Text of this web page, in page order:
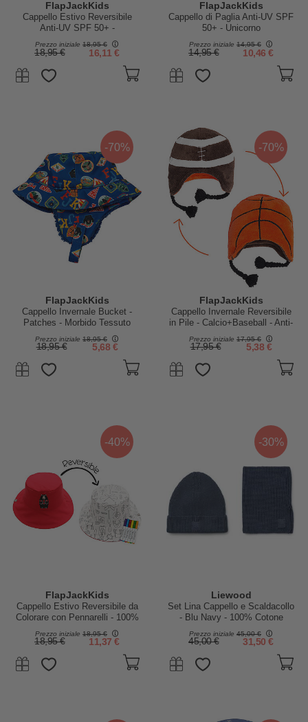
FlapJackKids
Cappello Estivo Reversibile
Anti-UV SPF 50+ -
Dino+Dinosauro Surfista - 100%
Cotone
Prezzo iniziale 18,95 €
18,95 € 16,11 €
FlapJackKids
Cappello di Paglia Anti-UV SPF
50+ - Unicorno
Prezzo iniziale 14,95 €
14,95 € 10,46 €
-70%
FlapJackKids
Cappello Invernale Bucket -
Patches - Morbido Tessuto
Prezzo iniziale 18,95 €
18,95 € 5,68 €
-70%
FlapJackKids
Cappello Invernale Reversibile
in Pile - Calcio+Baseball - Anti-
Prezzo iniziale 17,95 €
17,95 € 5,38 €
-40%
FlapJackKids
Cappello Estivo Reversibile da
Colorare con Pennarelli - 100%
Prezzo iniziale 18,95 €
18,95 € 11,37 €
-30%
Liewood
Set Lina Cappello e Scaldacollo
- Blu Navy - 100% Cotone
Prezzo iniziale 45,00 €
45,00 € 31,50 €